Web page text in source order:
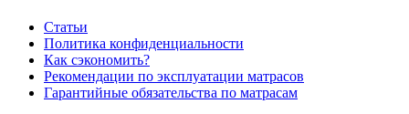
Статьи
Политика конфиденциальности
Как сэкономить?
Рекомендации по эксплуатации матрасов
Гарантийные обязательства по матрасам